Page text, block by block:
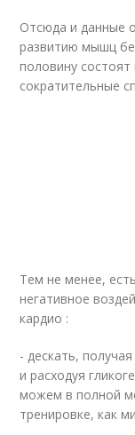
Отсюда и данные
развитию мышц
половину
сократительные
Тем не менее,
негативное
кардио :
- дескать,
и расходуя
можем в полной
тренировке, как